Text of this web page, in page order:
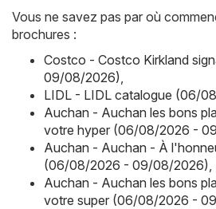
Vous ne savez pas par où
brochures :
Costco - Costco Kirkland
09/08/2026)
LIDL - LIDL catalogue (06/
Auchan - Auchan les bons
votre hyper (06/08/2026 -
Auchan - Auchan - À
(06/08/2026 - 09/08/2026)
Auchan - Auchan les bons
votre super (06/08/2026 -